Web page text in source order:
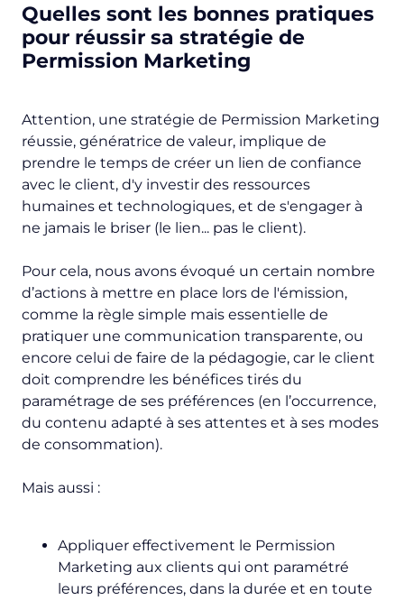
Quelles sont les bonnes pratiques
pour réussir sa stratégie de
Permission Marketing
Attention, une stratégie de Permission Marketing
réussie, génératrice de valeur, implique de
prendre le temps de créer un lien de confiance
avec le client, d'y investir des ressources
humaines et technologiques, et de s'engager à
ne jamais le briser (le lien... pas le client).
Pour cela, nous avons évoqué un certain nombre
d’actions à mettre en place lors de l'émission,
comme la règle simple mais essentielle de
pratiquer une communication transparente, ou
encore celui de faire de la pédagogie, car le client
doit comprendre les bénéfices tirés du
paramétrage de ses préférences (en l’occurrence,
du contenu adapté à ses attentes et à ses modes
de consommation).
Mais aussi :
Appliquer effectivement le Permission
Marketing aux clients qui ont paramétré
leurs préférences, dans la durée et en toute